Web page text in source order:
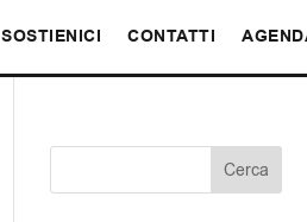
SOSTIENICI CONTATTI
Cerca